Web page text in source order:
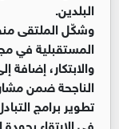
البلدين.
وشكّل الملتقى
المستقبلية في
والابتكار،
تطوير برامج
في الارتقاء بجودة